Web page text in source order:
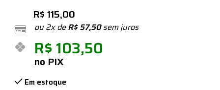
R$115,00
ou 2x deR$57,50sem juros
R$ 103,50
no PIX
Em estoque